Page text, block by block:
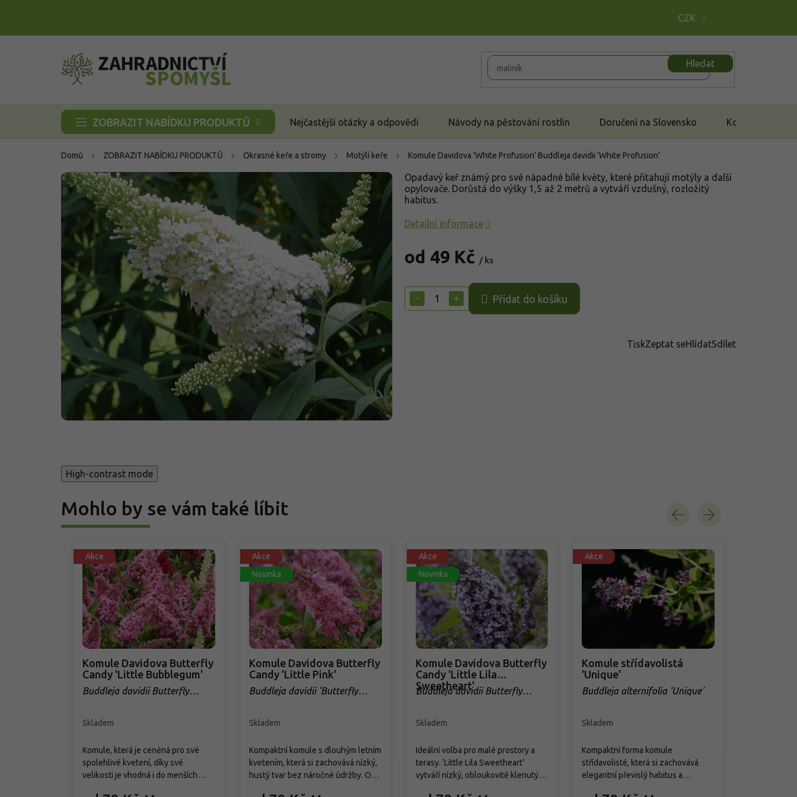
CZK
Hledat
ZOBRAZIT NABÍDKU PRODUKTŮ Nejčastější otázky a odpovědi Návody na pěstování rostlin Doručení na Slovensko Kontakt
Domů ZOBRAZIT NABÍDKU PRODUKTŮ Okrasné keře a stromy Motýlí keře Komule Davidova 'White Profusion' Buddleja davidii 'White Profusion'
od 49 Kč / ks
cena:
+
− Přidat do košíku
Opadavý keř známý pro své nápadné bílé květy, které přitahují motýly a další
opylovače. Dorůstá do výšky 1,5 až 2 metrů a vytváří vzdušný, rozložitý
habitus.
Detailní informace
TiskZeptat seHlídatSdílet
High-contrast mode
Mohlo by se vám také líbit
Akce
Komule Davidova Butterfly
Candy 'Little Bubblegum'
Buddleja davidii Butterfly
Skladem
Komule, která je ceněná pro své
spolehlivé kvetení, díky své
velikosti je vhodná i do menších
Akce
Novinka
Komule Davidova Butterfly
Candy 'Little Pink'
Buddleja davidii 'Butterfly
Skladem
Kompaktní komule s dlouhým letním
kvetením, která si zachovává nízký,
hustý tvar bez náročné údržby. Od
Akce
Novinka
Komule Davidova Butterfly
Candy 'Little Lila
Sweetheart'
Buddleja davidii Butterfly
Skladem
Ideální volba pro malé prostory a
terasy. ‘Little Lila Sweetheart’
vytváří nízký, obloukovitě klenutý
Akce
Komule střídavolistá
'Unique'
Buddleja alternifolia 'Unique'
Skladem
Kompaktní forma komule
střídavolisté, která si zachovává
elegantní převislý habitus a